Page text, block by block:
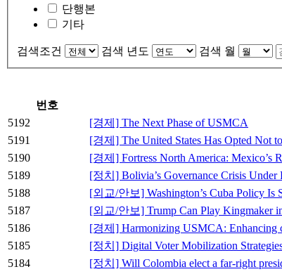
단행본
기타
검색조건 검색 년도 검색 월
번호
5192
[경제] The Next Phase of USMCA
5191
[경제] The United States Has Opted Not
5190
[경제] Fortress North America: Mexico’s
5189
[정치] Bolivia’s Governance Crisis Under
5188
[외교/안보] Washington’s Cuba Policy Is
5187
[외교/안보] Trump Can Play Kingmaker
5186
[경제] Harmonizing USMCA: Enhancing
5185
[정치] Digital Voter Mobilization
5184
[정치] Will Colombia elect a far-right